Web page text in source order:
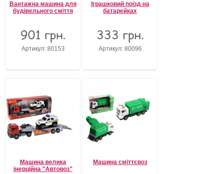
Вантажна машина для
будівельного сміття
901 грн.
Артикул: 80153
Іграшковий поїзд на
батарейках
333 грн.
Артикул: 80096
Машина велика
інерційна "Автовоз"
Машина сміттєвоз